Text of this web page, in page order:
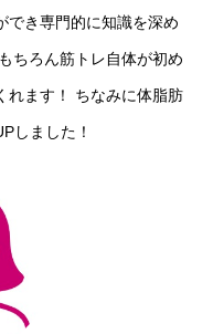
でき専門的に知識を深め
ちろん筋トレ自体が初め
れます！ ちなみに体脂肪
しました！